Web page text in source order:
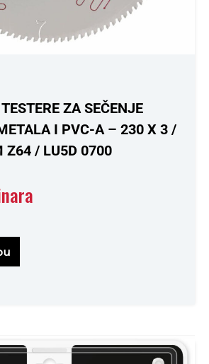
ZA SEČENJE
I PVC-A – 230 X 3 /
Z64 / LU5D 0700